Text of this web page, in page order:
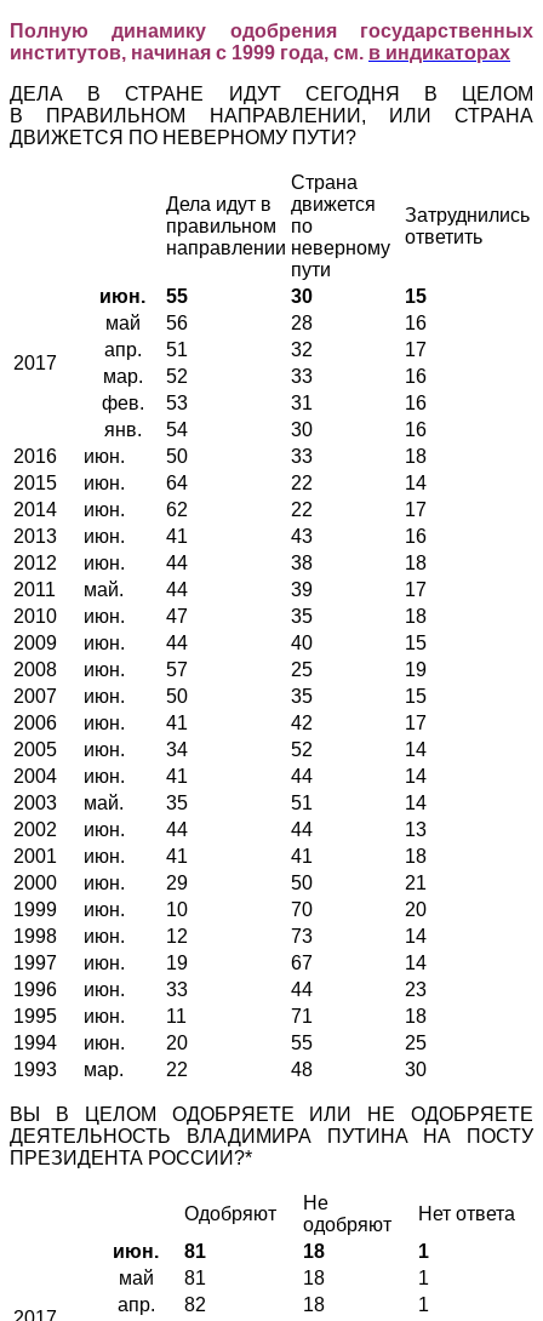
Полную динамику одобрения государственных
институтов, начиная с 1999 года, см. в индикаторах
ДЕЛА В СТРАНЕ ИДУТ СЕГОДНЯ В ЦЕЛОМ
В ПРАВИЛЬНОМ НАПРАВЛЕНИИ, ИЛИ СТРАНА
ДВИЖЕТСЯ ПО НЕВЕРНОМУ ПУТИ?
Дела идут в
правильном
направлении
Страна
движется
по
неверному
пути
Затруднились
ответить
2017
июн. 55 30
15
май
56 28
16
апр.
51 32
17
мар.
52 33
16
фев.
53 31
16
янв.
54 30
16
2016
июн. 50 33
18
2015
июн. 64 22
14
2014
июн. 62 22
17
2013
июн. 41 43
16
2012
июн. 44 38
18
2011
май. 44 39
17
2010
июн. 47 35
18
2009
июн. 44 40
15
2008
июн. 57 25
19
2007
июн. 50 35
15
2006
июн. 41 42
17
2005
июн. 34 52
14
2004
июн. 41 44
14
2003
май. 35 51
14
2002
июн. 44 44
13
2001
июн. 41 41
18
2000
июн. 29 50
21
1999
июн. 10 70
20
1998
июн. 12 73
14
1997
июн. 19 67
14
1996
июн. 33 44
23
1995
июн. 11 71
18
1994
июн. 20 55
25
1993
мар. 22 48 30
ВЫ В ЦЕЛОМ ОДОБРЯЕТЕ ИЛИ НЕ ОДОБРЯЕТЕ
ДЕЯТЕЛЬНОСТЬ ВЛАДИМИРА ПУТИНА НА ПОСТУ
ПРЕЗИДЕНТА РОССИИ?*
Одобряют
Не
одобряют
Нет ответа
июн. 81 18
1
май
81 18
1
апр.
82 18
1